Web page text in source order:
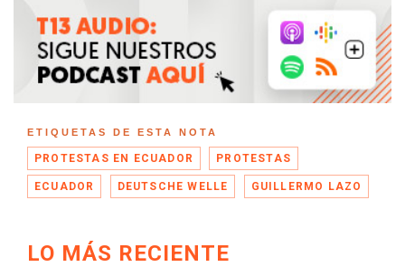
ETIQUETAS DE ESTA NOTA
PROTESTAS EN ECUADOR PROTESTAS
ECUADOR DEUTSCHE WELLE GUILLERMO LAZO
LO MÁS RECIENTE